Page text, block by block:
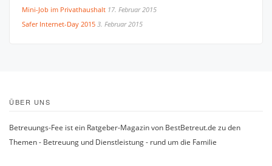
Mini-Job im Privathaushalt 17. Februar 2015
Safer Internet-Day 2015 3. Februar 2015
ÜBER UNS
Betreuungs-Fee ist ein Ratgeber-Magazin von BestBetreut.de zu den
Themen - Betreuung und Dienstleistung - rund um die Familie